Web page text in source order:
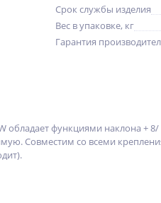
Срок службы изделия
Вес в упаковке, кг
Гарантия
обладает функциями наклона +
Совместим со всеми